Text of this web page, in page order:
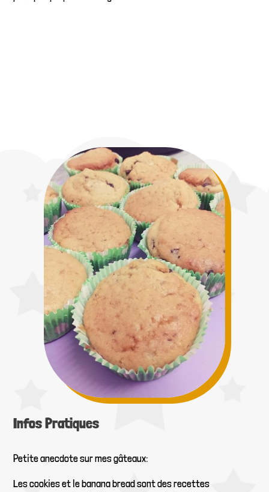
Infos Pratiques
Petite anecdote sur mes gâteaux:
Les cookies et le banana bread sont des recettes